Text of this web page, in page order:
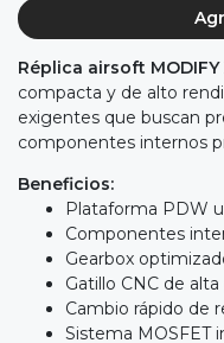
Réplica airsoft MODIFY
compacta y de alto
exigentes que buscan
componentes internos
Beneficios:
Plataforma PDW
Componentes
Gearbox
Gatillo CNC de
Cambio rápido de
Sistema MOSFET